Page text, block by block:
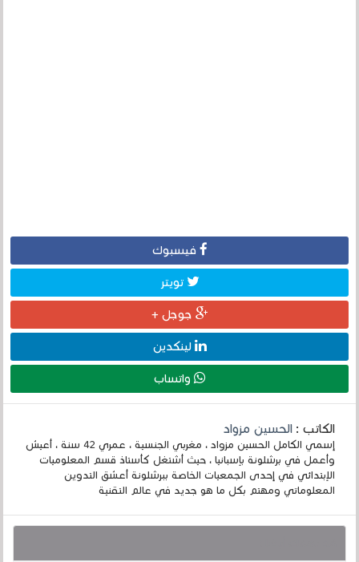
فيسبوك
تويتر
جوجل +
لينكدين
واتساب
الكاتب :الحسين مزواد
إسمي الكامل الحسين مزواد ، مغربي الجنسية ، عمري 42 سنة ، أعيش
وأعمل في برشلونة بإسبانيا ، حيث أشتغل كأستاذ قسم المعلوميات
الإبتدائي في إحدى الجمعيات الخاصة ببرشلونة أعشق التدوين
المعلوماتي ومهتم بكل ما هو جديد في عالم التقنية